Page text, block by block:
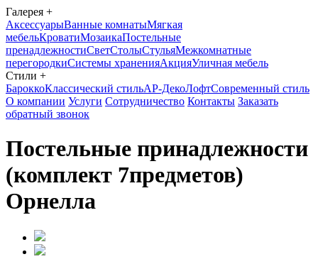
Галерея +
АксессуарыВанные комнатыМягкая
мебельКроватиМозаикаПостельные
пренадлежностиСветСтолыСтульяМежкомнатные
перегородкиСистемы храненияАкцияУличная мебель
Стили +
БароккоКлассический стильАР-ДекоЛофтСовременный стиль
О компании Услуги Сотрудничество Контакты Заказать
обратный звонок
Постельные принадлежности
(комплект 7предметов)
Орнелла